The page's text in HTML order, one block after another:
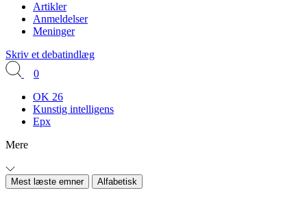
Artikler
Anmeldelser
Meninger
Skriv et debatindlæg
0
OK 26
Kunstig intelligens
Epx
Mere
Mest læste emner Alfabetisk